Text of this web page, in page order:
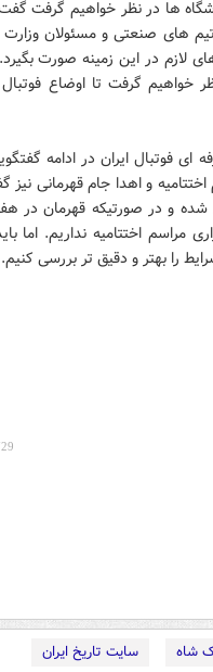
ها در نظر خواهیم گرفت
تیم های صنعتی و مسئولان
لازم در این زمینه صورت
خواهیم گرفت تا اوضاع
فوتبال ایران در ادامه
و اهدا جام قهرمانی نیز
شده و در صورتیکه قهرمان در
مراسم اختتامیه نداریم. اما
را بهتر و دقیق تر بررسی کنیم.
شاه
سایت تاریخ ایران